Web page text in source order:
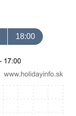
18:00